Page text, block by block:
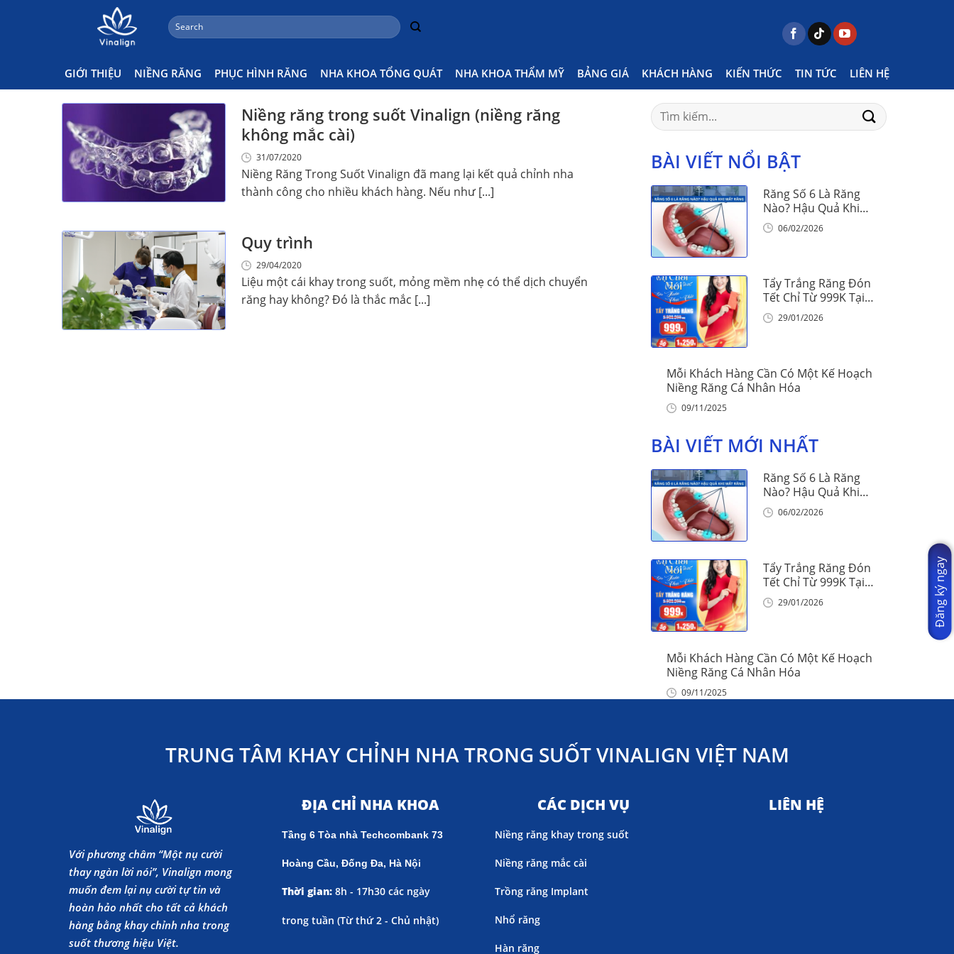
Search
for:
GIỚI THIỆU NIỀNG RĂNG PHỤC HÌNH RĂNG NHA KHOA TỔNG QUÁT NHA KHOA THẨM MỸ BẢNG GIÁ KHÁCH HÀNG KIẾN THỨC TIN TỨC LIÊN HỆ
Niềng Răng Không Mắc Cài Posts tagged "niềng răng không mắc cài"
Niềng răng trong suốt Vinalign (niềng răng
không mắc cài)
31/07/2020
Niềng Răng Trong Suốt Vinalign đã mang lại kết quả chỉnh nha
thành công cho nhiều khách hàng. Nếu như [...]
Quy trình
29/04/2020
Liệu một cái khay trong suốt, mỏng mềm nhẹ có thể dịch chuyển
răng hay không? Đó là thắc mắc [...]
Search
for:
BÀI VIẾT NỔI BẬT
Răng Số 6 Là Răng
Nào? Hậu Quả Khi
Mất Răng Số 6
06/02/2026
Tẩy Trắng Răng Đón
Tết Chỉ Từ 999K Tại
Nha Khoa Vinalign
29/01/2026
Mỗi Khách Hàng Cần Có Một Kế Hoạch
Niềng Răng Cá Nhân Hóa
09/11/2025
BÀI VIẾT MỚI NHẤT
Răng Số 6 Là Răng
Nào? Hậu Quả Khi
Mất Răng Số 6
06/02/2026
Tẩy Trắng Răng Đón
Tết Chỉ Từ 999K Tại
Nha Khoa Vinalign
29/01/2026
Mỗi Khách Hàng Cần Có Một Kế Hoạch
Niềng Răng Cá Nhân Hóa
09/11/2025
TRUNG TÂM KHAY CHỈNH NHA TRONG SUỐT VINALIGN VIỆT NAM
Với phương châm “Một nụ cười
thay ngàn lời nói”, Vinalign mong
muốn đem lại nụ cười tự tin và
hoàn hảo nhất cho tất cả khách
hàng bằng khay chỉnh nha trong
suốt thương hiệu Việt.
ĐỊA CHỈ NHA KHOA
Tầng 6 Tòa nhà Techcombank 73
Hoàng Cầu, Đống Đa, Hà Nội
Thời gian: 8h - 17h30 các ngày
trong tuần (Từ thứ 2 - Chủ nhật)
CÁC DỊCH VỤ
Niềng răng khay trong suốt
Niềng răng mắc cài
Trồng răng Implant
Nhổ răng
Hàn răng
LIÊN HỆ
Đăng ký ngay